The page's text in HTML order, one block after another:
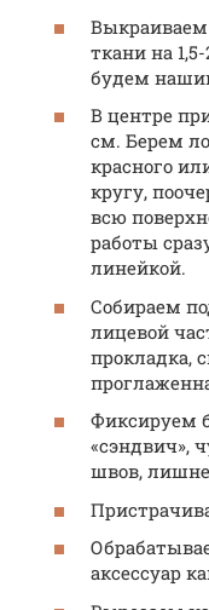
ткани на
будем
В центре
см. Берем
красного
кругу,
всю
работы
линейкой.
Собираем
лицевой
прокладка,
Фиксируем
«сэндвич»,
швов,
аксессуар